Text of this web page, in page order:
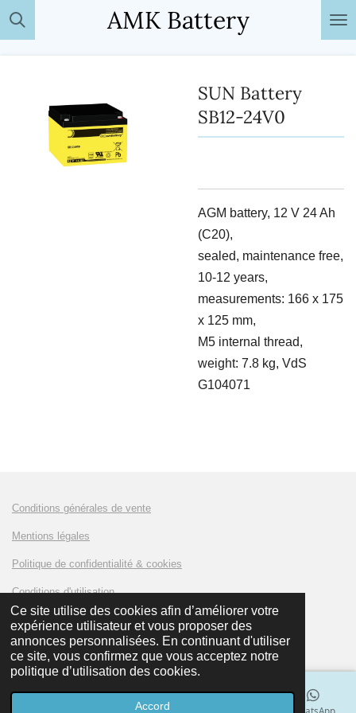
Ce site utilise des cookies afin d’améliorer votre
expérience utilisateur et vous proposer des
annonces personnalisées. En continuant d'utiliser
ce site, vous confirmez que vous acceptez notre
politique d’utilisation des cookies.
Accord
Passer
au
AMK Battery
SUN Battery
SB12-24V0
AGM battery, 12 V 24 Ah
(C20),
sealed, maintenance free,
10-12 years,
measurements: 166 x 175
x 125 mm,
M5 internal thread,
weight: 7.8 kg, VdS
G104071
Conditions générales de vente
Mentions légales
Politique de confidentialité & cookies
Conditions d'utilisation
© 2023 - 2024 AMKLUX Battery